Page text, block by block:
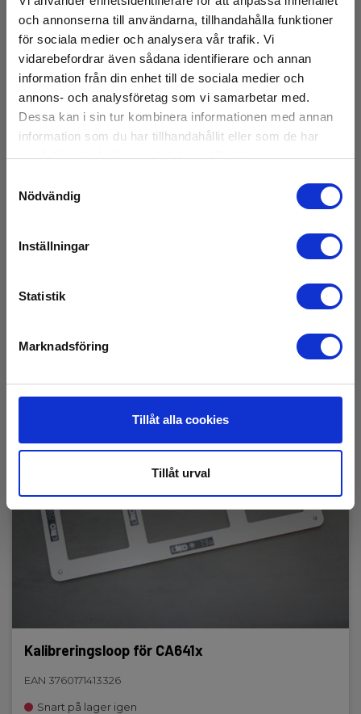
och annonserna till användarna, tillhandahålla funktioner
för sociala medier och analysera vår trafik. Vi
vidarebefordrar även sådana identifierare och annan
information från din enhet till de sociala medier och
annons- och analysföretag som vi samarbetar med.
Dessa kan i sin tur kombinera informationen med annan
information som du har tillhandahållit eller som de har
samlat in när du har använt deras tjänster.
Nödvändig
Inställningar
Statistik
Marknadsföring
Tillåt alla cookies
Tillåt urval
40
Bluetooth
Programvara Inkluderat:
Windows
Programmerbar Z, V og A
4x1,5V LR6 inkl.
Beröringsspänning:
Dimensioner:
152-segment OLED
Kapslingsklass:
IP40
Läckström:
0,2 mA til 40 A
Nettovikt:
Datasheet
Elma_Datasheet_CA_CA6417__EN.pdf
Manualer
Elma_Manual_CA_CA6417__EN.pdf
Manualer
Elma_Manual_CA_CA6417__SE.pdf
Elma_Manual_CA_CA6417_Elsikkerhet_NO.pdf
Elma_Manual_CA_CA6417_OLD_EN.pdf
Elma_CA_CA 6417_EN_Software_gtc_v1.02.0004_0.zip
Kalibreringsloop för CA641x
EAN 3760171413326
Snart på lager igen